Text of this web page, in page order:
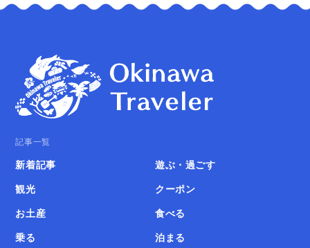
記事一覧
新着記事
観光
お土産
乗る
遊ぶ・過ごす
クーポン
食べる
泊まる